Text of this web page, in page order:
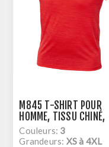
M845 T-SHIRT POUR
HOMME, TISSU CHINÉ,
DRY FIT
Couleurs: 3
Grandeurs: XS à 4XL